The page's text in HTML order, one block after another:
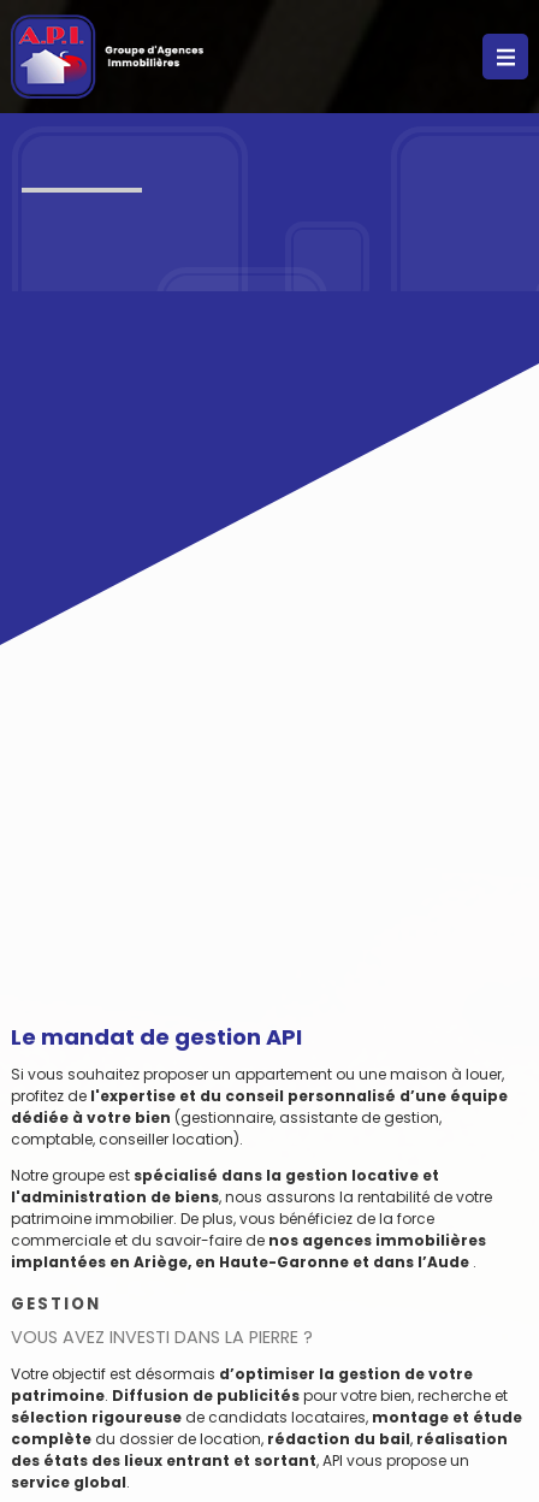
Le mandat de gestion API
Si vous souhaitez proposer un appartement ou une maison à louer,
profitez de l'expertise et du conseil personnalisé d’une équipe
dédiée à votre bien (gestionnaire, assistante de gestion,
comptable, conseiller location).
Notre groupe estspécialisé dans la gestion locative et
l'administration de biens, nous assurons la rentabilité de votre
patrimoine immobilier. De plus, vous bénéficiez de la force
commerciale et du savoir-faire de nos agences immobilières
implantées en Ariège, en Haute-Garonne et dans l’Aude.
GESTION
VOUS AVEZ INVESTI DANS LA PIERRE ?
Votre objectif est désormais d’optimiser la gestion de votre
patrimoine. Diffusion de publicitéspour votre bien, recherche et
sélection rigoureusede candidats locataires, montage et étude
complètedu dossier de location, rédaction du bail, réalisation
des états des lieux entrant et sortant, API vous propose un
service global.